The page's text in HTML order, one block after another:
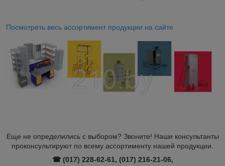
Посмотреть весь ассортимент продукции на сайте
Еще не определились с выбором? Звоните! Наши консультанты
проконсультируют по всему ассортименту нашей продукции.
☎ (017) 228-62-61, (017) 216-21-06,